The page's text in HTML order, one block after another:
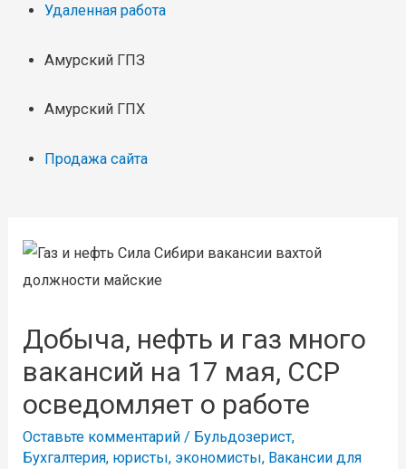
Удаленная работа
Амурский ГПЗ
Амурский ГПХ
Продажа сайта
Добыча, нефть и газ много
вакансий на 17 мая, ССР
осведомляет о работе
Оставьте комментарий / Бульдозерист,
Бухгалтерия, юристы, экономисты, Вакансии для